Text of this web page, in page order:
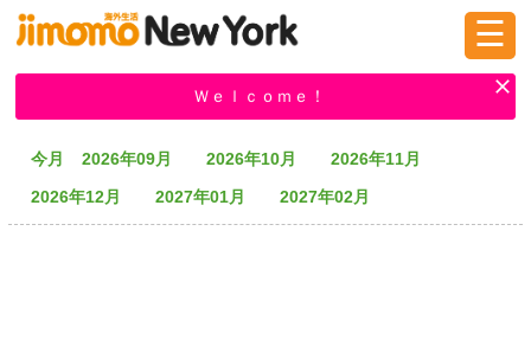
掲示板 タウン情報 教えて！
☰
Ｗｅｌｃｏｍｅ！
今月 2026年09月 2026年10月
2026年11月
2026年12月
2027年01月 2027年02月